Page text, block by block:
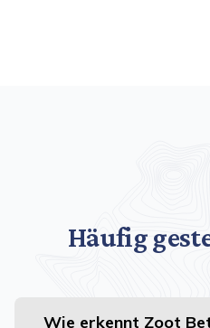
Häufig
Wie erkennt Zoot